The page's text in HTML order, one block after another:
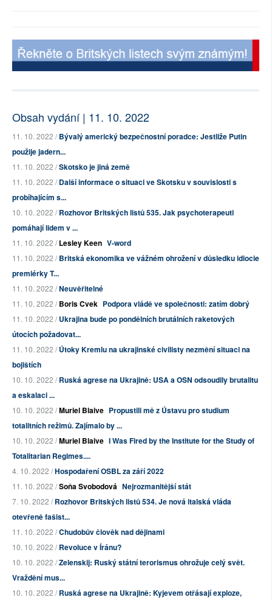
Obsah vydání | 11. 10. 2022
11. 10. 2022 /Bývalý americký bezpečnostní poradce: Jestliže Putin
použije jadern...
11. 10. 2022 /Skotsko je jiná země
11. 10. 2022 /Další informace o situaci ve Skotsku v souvislosti s
probíhajícím s...
10. 10. 2022 /Rozhovor Britských listů 535. Jak psychoterapeuti
pomáhají lidem v ...
11. 10. 2022 /Lesley Keen V-word
11. 10. 2022 /Britská ekonomika ve vážném ohrožení v důsledku idiocie
premiérky T...
11. 10. 2022 /Neuvěřitelné
11. 10. 2022 /Boris Cvek Podpora vládě ve společnosti: zatím dobrý
11. 10. 2022 /Ukrajina bude po pondělních brutálních raketových
útocích požadovat...
11. 10. 2022 /Útoky Kremlu na ukrajinské civilisty nezmění situaci na
bojištích
10. 10. 2022 /Ruská agrese na Ukrajině: USA a OSN odsoudily brutalitu
a eskalaci ...
10. 10. 2022 /Muriel Blaive Propustili mě z Ústavu pro studium
totalitních režimů. Zajímalo by ...
10. 10. 2022 /Muriel Blaive I Was Fired by the Institute for the Study of
Totalitarian Regimes....
4. 10. 2022 /Hospodaření OSBL za září 2022
11. 10. 2022 /Soňa Svobodová Nejrozmanitější stát
7. 10. 2022 /Rozhovor Britských listů 534. Je nová italská vláda
otevřeně fašist...
11. 10. 2022 /Chudobův člověk nad dějinami
10. 10. 2022 /Revoluce v Íránu?
10. 10. 2022 /Zelenskij: Ruský státní terorismus ohrožuje celý svět.
Vraždění mus...
10. 10. 2022 /Ruská agrese na Ukrajině: Kyjevem otřásají exploze,